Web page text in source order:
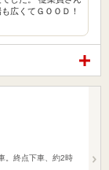
広くてＧＯＯＤ！
。終点下車、約2時